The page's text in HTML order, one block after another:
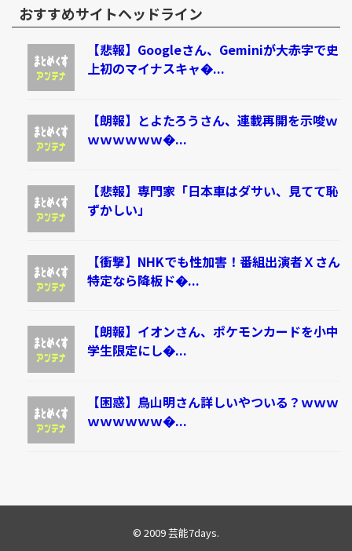
おすすめサイトヘッドライン
【悲報】Googleさん、Geminiが大赤字で史
上初のマイナスキャ�...
【朗報】とよたろうさん、連載再開を示唆ｗ
ｗｗｗｗｗｗ�...
【悲報】専門家「日本車はダサい、見てて恥
ずかしい」
【衝撃】NHKでも性加害！番組出演者Ｘさん
特定なら降板ド�...
【朗報】イオンさん、ポケモンカードを小中
学生限定にし�...
【困惑】鳥山明さん詳しいやついる？ｗｗｗ
ｗｗｗｗｗｗ�...
© 2009芸能7days.